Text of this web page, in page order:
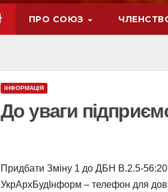
ПРО СОЮЗ
ІНФОРМАЦІЯ
До уваги
Придбати Зміну 1 до ДБН В.2.5-
УкрАрхБудІнформ – телефон для